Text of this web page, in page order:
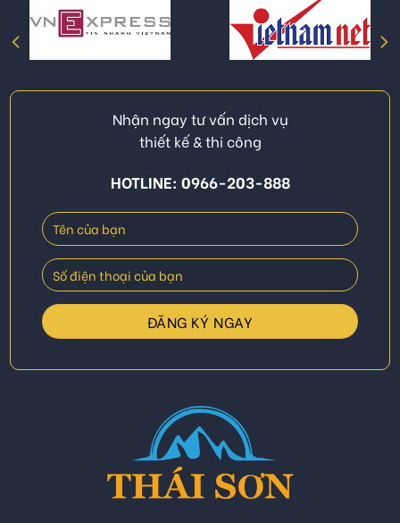
Nhận ngay tư vấn dịch vụ
thiết kế & thi công
HOTLINE: 0966-203-888